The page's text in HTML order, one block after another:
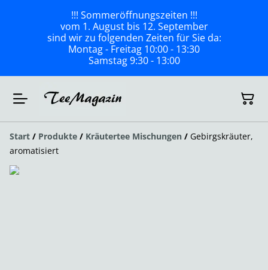
!!! Sommeröffnungszeiten !!!
vom 1. August bis 12. September
sind wir zu folgenden Zeiten für Sie da:
Montag - Freitag 10:00 - 13:30
Samstag 9:30 - 13:00
Start / Produkte / Kräutertee Mischungen / Gebirgskräuter,
aromatisiert